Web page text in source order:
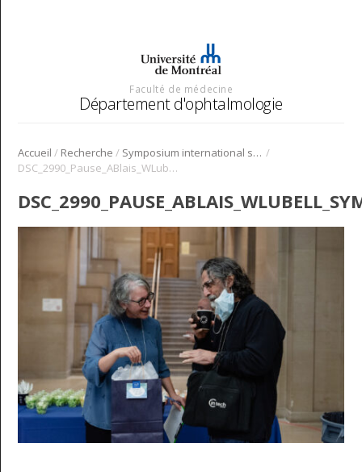
Faculté de médecine
Département d'ophtalmologie
Accueil / Recherche / Symposium international sur l’angiogenèse rétinienne et choroïdienne /
DSC_2990_Pause_ABlais_WLubell_Symposium_Angio_2022